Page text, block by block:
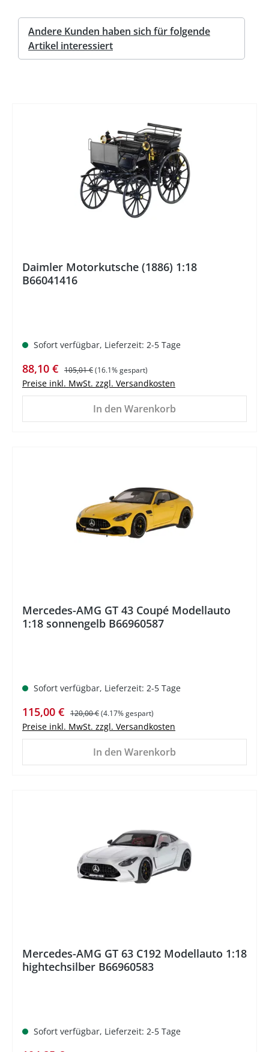
Andere Kunden haben sich für folgende
Artikel interessiert
Daimler Motorkutsche (1886) 1:18
B66041416
Sofort verfügbar, Lieferzeit: 2-5 Tage
Verkaufspreis:
88,10 € Regulärer Preis:
105,01 €(16.1% gespart)
Preise inkl. MwSt. zzgl. Versandkosten
In den Warenkorb
Mercedes-AMG GT 43 Coupé Modellauto
1:18 sonnengelb B66960587
Sofort verfügbar, Lieferzeit: 2-5 Tage
Verkaufspreis:
115,00 € Regulärer Preis:
120,00 €(4.17% gespart)
Preise inkl. MwSt. zzgl. Versandkosten
In den Warenkorb
Mercedes-AMG GT 63 C192 Modellauto 1:18
hightechsilber B66960583
Sofort verfügbar, Lieferzeit: 2-5 Tage